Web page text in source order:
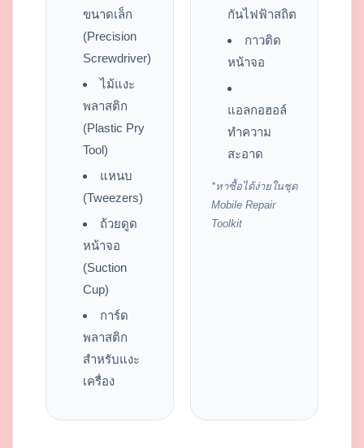
ขนาดเล็ก
(Precision
Screwdriver)
ไม้แงะ
พลาสติก
(Plastic Pry
Tool)
แหนบ
(Tweezers)
ถ้วยดูด
หน้าจอ
(Suction
Cup)
การ์ด
พลาสติก
สำหรับแงะ
เครื่อง
กันไฟฟ้าสถิต
กาวติด
หน้าจอ
แอลกอฮอล์
ทำความ
สะอาด
*หาซื้อได้ง่ายในชุด
Mobile Repair
Toolkit